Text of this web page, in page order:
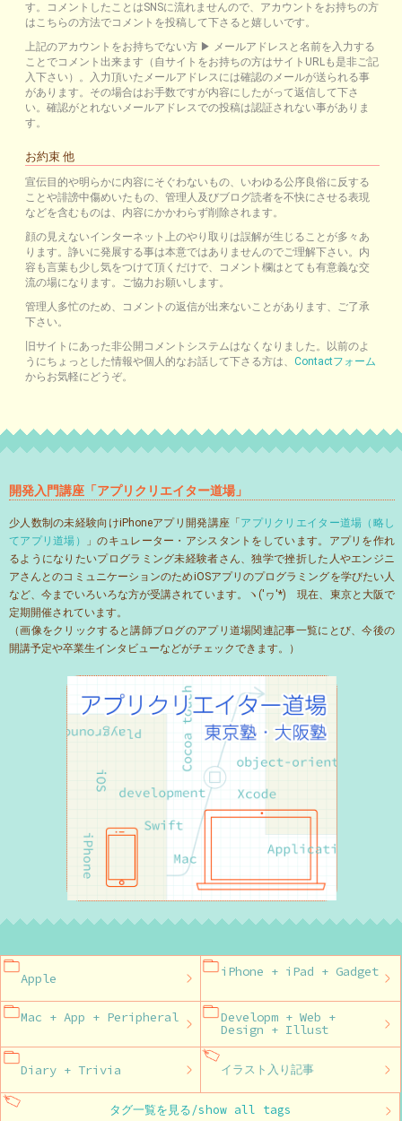
す。コメントしたことはSNSに流れませんので、アカウントをお持ちの方
はこちらの方法でコメントを投稿して下さると嬉しいです。
上記のアカウントをお持ちでない方 ▶ メールアドレスと名前を入力する
ことでコメント出来ます（自サイトをお持ちの方はサイトURLも是非ご記
入下さい）。入力頂いたメールアドレスには確認のメールが送られる事
があります。その場合はお手数ですが内容にしたがって返信して下さ
い。確認がとれないメールアドレスでの投稿は認証されない事がありま
す。
お約束 他
宣伝目的や明らかに内容にそぐわないもの、いわゆる公序良俗に反する
ことや誹謗中傷めいたもの、管理人及びブログ読者を不快にさせる表現
などを含むものは、内容にかかわらず削除されます。
顔の見えないインターネット上のやり取りは誤解が生じることが多々あ
ります。諍いに発展する事は本意ではありませんのでご理解下さい。内
容も言葉も少し気をつけて頂くだけで、コメント欄はとても有意義な交
流の場になります。ご協力お願いします。
管理人多忙のため、コメントの返信が出来ないことがあります、ご了承
下さい。
旧サイトにあった非公開コメントシステムはなくなりました。以前のよ
うにちょっとした情報や個人的なお話して下さる方は、 Contactフォーム
からお気軽にどうぞ。
開発入門講座「アプリクリエイター道場」
少人数制の未経験向けiPhoneアプリ開発講座「 アプリクリエイター道場（略し
てアプリ道場）
」のキュレーター・アシスタントをしています。アプリを作れ
るようになりたいプログラミング未経験者さん、独学で挫折した人やエンジニ
アさんとのコミュニケーションのためiOSアプリのプログラミングを学びたい人
など、今までいろいろな方が受講されています。ヽ('ヮ'*)ゝ現在、東京と大阪で
定期開催されています。
（画像をクリックすると講師ブログのアプリ道場関連記事一覧にとび、今後の
開講予定や卒業生インタビューなどがチェックできます。）
Apple iPhone + iPad + Gadget
Mac + App + Peripheral Developm + Web +
Design + Illust
Diary + Trivia イラスト入り記事
タグ一覧を見る/show all tags